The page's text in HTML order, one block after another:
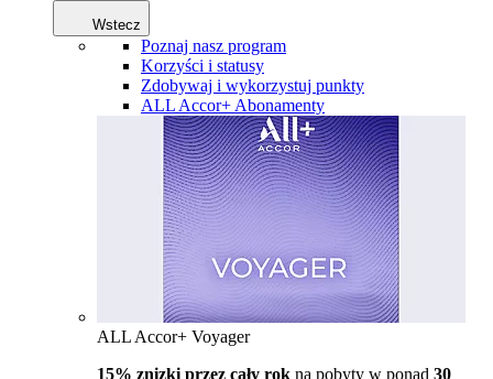
Wstecz
Poznaj nasz program
Korzyści i statusy
Zdobywaj i wykorzystuj punkty
ALL Accor+ Abonamenty
ALL Accor+ Voyager
15% znizki przez cały rok na pobyty w ponad 30